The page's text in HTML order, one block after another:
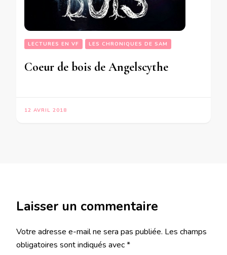
LECTURES EN VF LES CHRONIQUES DE SAM
Coeur de bois de Angelscythe
12 AVRIL 2018
Laisser un commentaire
Votre adresse e-mail ne sera pas publiée. Les champs
obligatoires sont indiqués avec*